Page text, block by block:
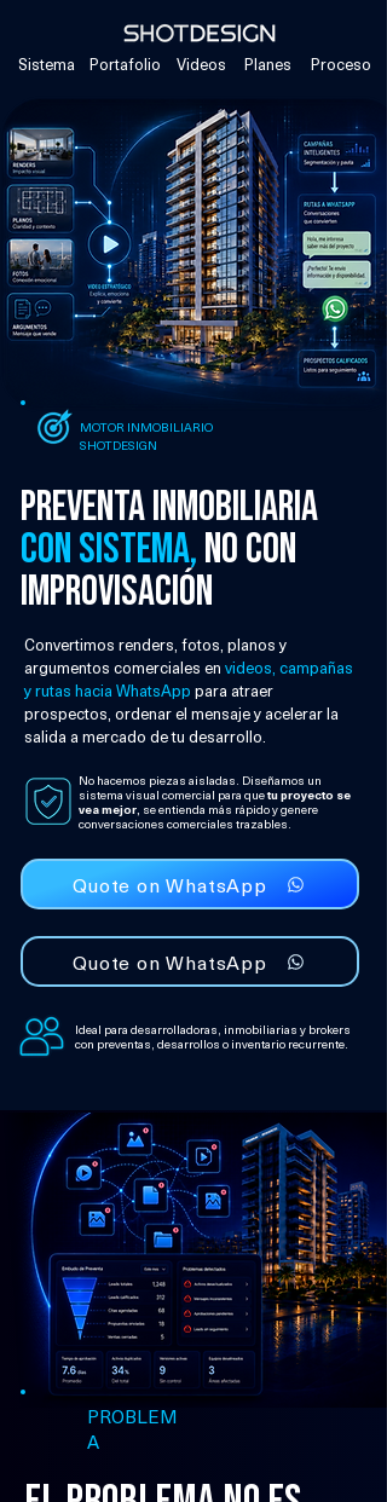
Sistema Portafolio Videos Planes Proceso
MOTOR INMOBILIARIO
SHOTDESIGN
preventa inmobiliaria
con sistema,no con
improvisación
Convertimos renders, fotos, planos y
argumentos comerciales en videos, campañas
y rutas hacia WhatsApp para atraer
prospectos, ordenar el mensaje y acelerar la
salida a mercado de tu desarrollo.
No hacemos piezas aisladas. Diseñamos un
sistema visual comercial para quetu proyecto se
vea mejor, se entienda más rápido y genere
conversaciones comerciales trazables.
Quote on WhatsApp
Quote on WhatsApp
Ideal para desarrolladoras, inmobiliarias y brokers
con preventas, desarrollos o inventario recurrente.
PROBLEM
A